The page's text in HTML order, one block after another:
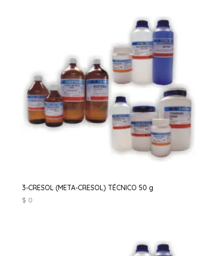
3-CRESOL (META-CRESOL) TÉCNICO 50 g
$ 0